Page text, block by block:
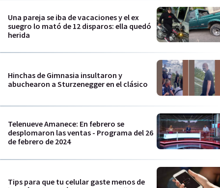
Una pareja se iba de vacaciones y el ex
suegro lo mató de 12 disparos: ella quedó
herida
Hinchas de Gimnasia insultaron y
abuchearon a Sturzenegger en el clásico
Telenueve Amanece: En febrero se
desplomaron las ventas - Programa del 26
de febrero de 2024
Tips para que tu celular gaste menos de